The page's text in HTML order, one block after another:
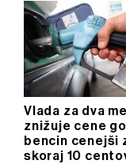
Vlada za dva
znižuje cene
bencin cenejši
skoraj 10